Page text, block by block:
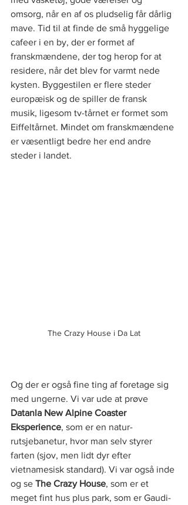
omsorg, når en af os pludselig får dårlig
mave. Tid til at finde de små hyggelige
cafeer i en by, der er formet af
franskmændene, der tog herop for at
residere, når det blev for varmt nede
kysten. Byggestilen er flere steder
europæisk og de spiller de fransk
musik, ligesom tv-tårnet er formet som
Eiffeltårnet. Mindet om franskmændene
er væsentligt bedre her end andre
steder i landet.
The Crazy House i Da Lat
Og der er også fine ting af foretage sig
med ungerne. Vi var ude at prøve
Datanla New Alpine Coaster
Eksperience, som er en natur-
rutsjebanetur, hvor man selv styrer
farten (sjov, men lidt dyr efter
vietnamesisk standard). Vi var også inde
og se The Crazy House, som er et
meget fint hus plus park, som er Gaudi-